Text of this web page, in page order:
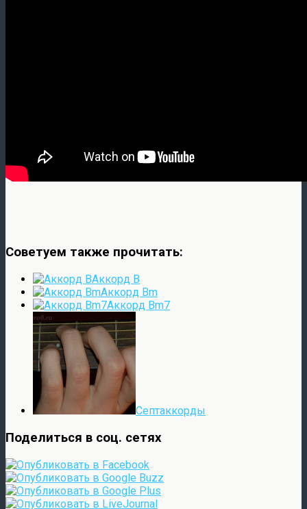
Советуем также прочитать:
Аккорд B
Аккорд Bm
Аккорд Bm7
Септаккорды
Поделиться в соц. сетях